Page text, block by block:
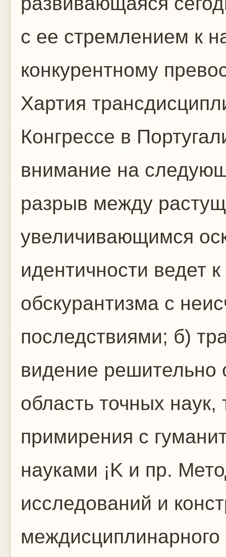
с ее стремлением к
конкурентному
Хартия
Конгрессе в
внимание на
разрыв между
увеличивающимся
идентичности
обскурантизма с
последствиями; б)
видение решительно
область точных наук,
примирения с
науками ¡K и пр.
исследований и